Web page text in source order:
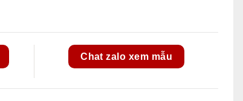
Chat zalo xem mẫu